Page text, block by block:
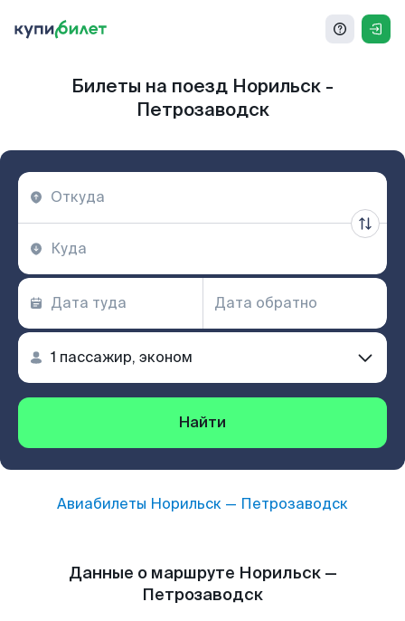
Билеты на поезд Норильск -
Петрозаводск
Найти
Авиабилеты Норильск — Петрозаводск
Данные о маршруте Норильск —
Петрозаводск